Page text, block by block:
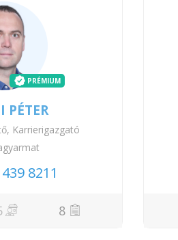
PRÉMIUM
PÉTER
Karrierigazgató
8211
8